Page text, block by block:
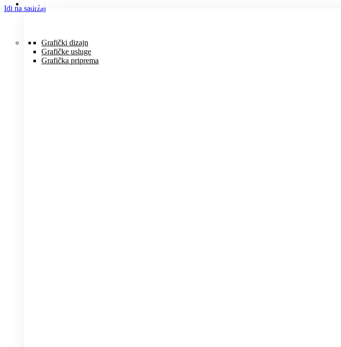
Idi na sadržajUSLUGE
Grafički dizajn
Grafičke usluge
Grafička priprema